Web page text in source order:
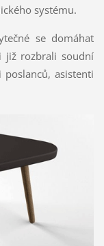
systému.
se domáhat
již rozbrali soudní
poslanců, asistenti